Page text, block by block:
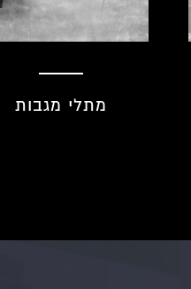
מתקן לנייר טואלט